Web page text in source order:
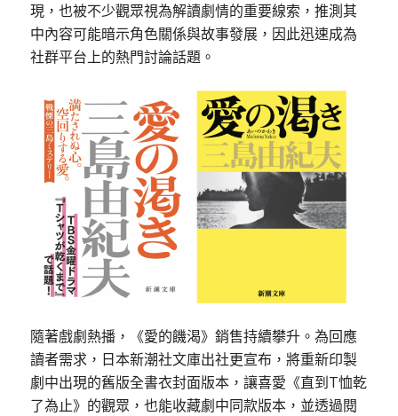
現，也被不少觀眾視為解讀劇情的重要線索，推測其
中內容可能暗示角色關係與故事發展，因此迅速成為
社群平台上的熱門討論話題。
隨著戲劇熱播，《愛的饑渴》銷售持續攀升。為回應
讀者需求，日本新潮社文庫出社更宣布，將重新印製
劇中出現的舊版全書衣封面版本，讓喜愛《直到T恤乾
了為止》的觀眾，也能收藏劇中同款版本，並透過閱